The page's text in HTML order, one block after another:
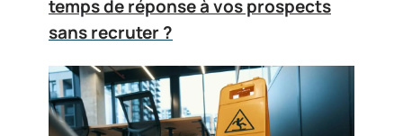
temps de réponse à vos prospects
sans recruter ?